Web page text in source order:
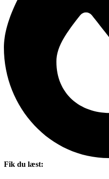
Fik du læst: